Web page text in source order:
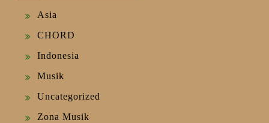
Asia
CHORD
Indonesia
Musik
Uncategorized
Zona Musik